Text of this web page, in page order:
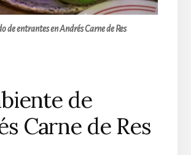
de entrantes en Andrés Carne de Res
de
Carne de Res